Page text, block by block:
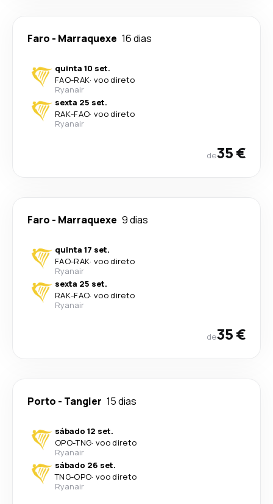
Faro - Marraquexe 16 dias
quinta 10 set.
FAO-RAK· voo direto
Ryanair
sexta 25 set.
RAK-FAO· voo direto
Ryanair
de35 €
Faro - Marraquexe 9 dias
quinta 17 set.
FAO-RAK· voo direto
Ryanair
sexta 25 set.
RAK-FAO· voo direto
Ryanair
de35 €
Porto - Tangier 15 dias
sábado 12 set.
OPO-TNG· voo direto
Ryanair
sábado 26 set.
TNG-OPO· voo direto
Ryanair